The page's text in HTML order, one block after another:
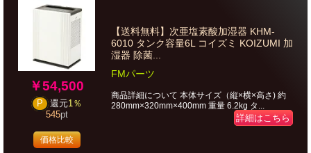
￥54,500
P 還元1％
545pt
価格比較
【送料無料】次亜塩素酸加湿器 KHM-
6010 タンク容量6L コイズミ KOIZUMI 加
湿器 除菌...
FMパーツ
商品詳細について 本体サイズ（縦×横×高さ) 約
280mm×320mm×400mm 重量 6.2kg タ...
詳細はこちら